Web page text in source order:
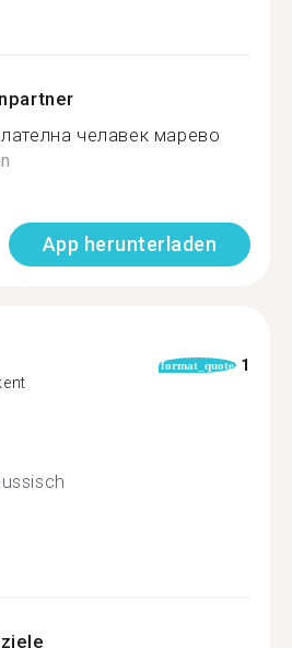
челавек марево
App herunterladen
format_quote 1